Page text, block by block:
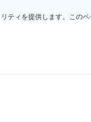
ィを提供します。このペ